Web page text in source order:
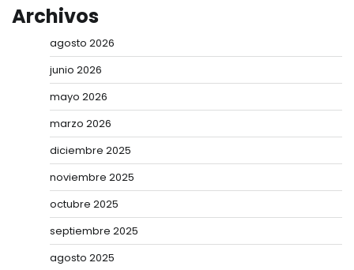
Archivos
agosto 2026
junio 2026
mayo 2026
marzo 2026
diciembre 2025
noviembre 2025
octubre 2025
septiembre 2025
agosto 2025